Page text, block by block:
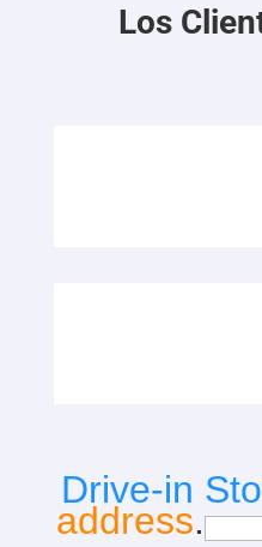
Los
Drive-in
address.